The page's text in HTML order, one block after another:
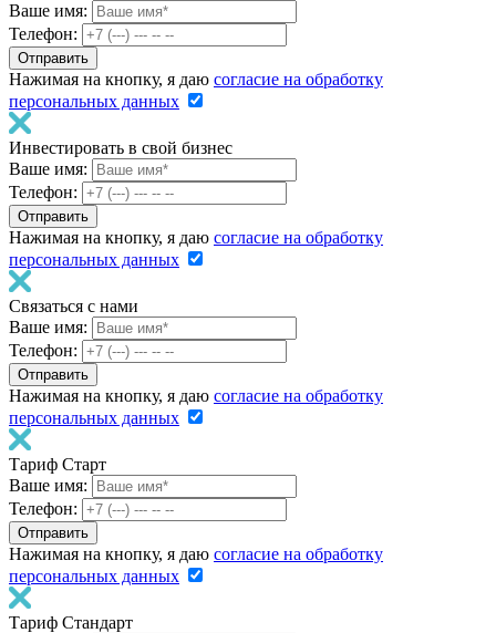
Ваше имя:
Телефон:
Нажимая на кнопку, я даю согласие на обработку
персональных данных
Инвестировать в свой бизнес
Ваше имя:
Телефон:
Нажимая на кнопку, я даю согласие на обработку
персональных данных
Связаться с нами
Ваше имя:
Телефон:
Нажимая на кнопку, я даю согласие на обработку
персональных данных
Тариф Старт
Ваше имя:
Телефон:
Нажимая на кнопку, я даю согласие на обработку
персональных данных
Тариф Стандарт